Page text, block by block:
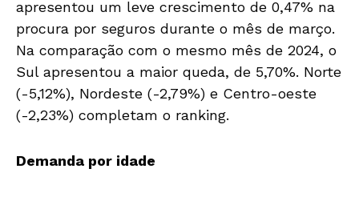
apresentou um leve crescimento de 0,47% na
procura por seguros durante o mês de março.
Na comparação com o mesmo mês de 2024, o
Sul apresentou a maior queda, de 5,70%. Norte
(-5,12%), Nordeste (-2,79%) e Centro-oeste
(-2,23%) completam o ranking.
Demanda por idade